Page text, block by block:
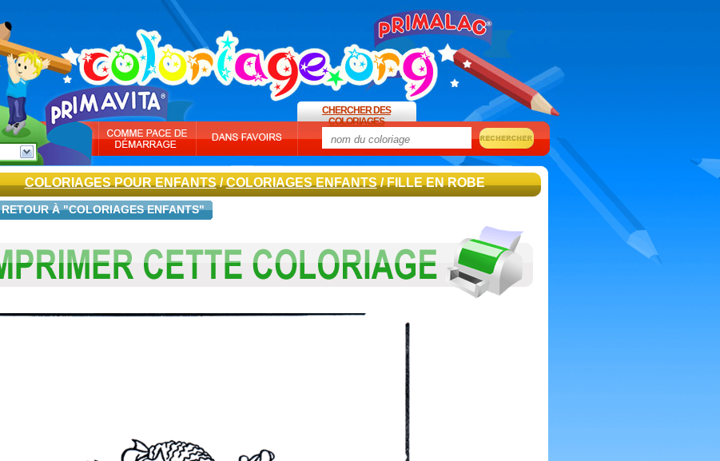
CHERCHER DES
COLORIAGES
COLORIAGES POUR ENFANTS/COLORIAGES ENFANTS/ FILLE EN ROBE
RETOUR À "COLORIAGES ENFANTS"